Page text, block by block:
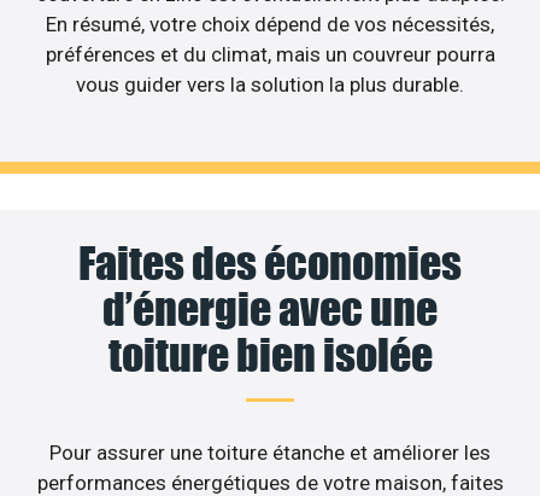
En résumé, votre choix dépend de vos nécessités,
préférences et du climat, mais un couvreur pourra
vous guider vers la solution la plus durable.
Faites des économies
d’énergie avec une
toiture bien isolée
Pour assurer une toiture étanche et améliorer les
performances énergétiques de votre maison, faites